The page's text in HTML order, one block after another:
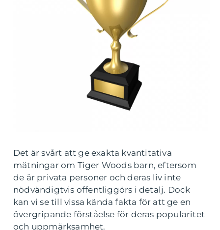
Det är svårt att ge exakta kvantitativa
mätningar om Tiger Woods barn, eftersom
de är privata personer och deras liv inte
nödvändigtvis offentliggörs i detalj. Dock
kan vi se till vissa kända fakta för att ge en
övergripande förståelse för deras popularitet
och uppmärksamhet.